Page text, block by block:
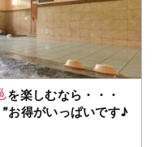
を楽しむなら・・・
お得がいっぱいです♪